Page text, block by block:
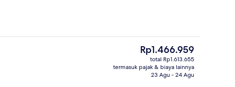
Teras/patio
Harga
saat
ini
Rp1.466.959
Rp1.466.959
total Rp1.613.655
termasuk pajak & biaya lainnya
23 Agu - 24 Agu